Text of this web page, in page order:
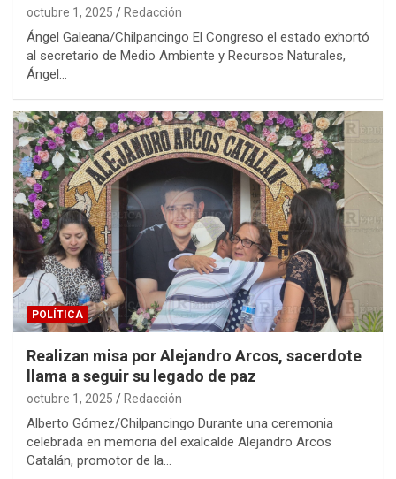
octubre 1, 2025 Redacción
Ángel Galeana/Chilpancingo El Congreso el estado exhortó
al secretario de Medio Ambiente y Recursos Naturales,
Ángel…
POLÍTICA
Realizan misa por Alejandro Arcos, sacerdote
llama a seguir su legado de paz
octubre 1, 2025 Redacción
Alberto Gómez/Chilpancingo Durante una ceremonia
celebrada en memoria del exalcalde Alejandro Arcos
Catalán, promotor de la…